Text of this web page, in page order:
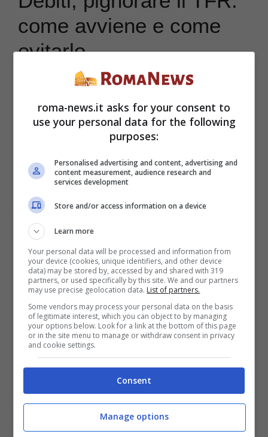
come avviene e come
evitarlo
La procedura di pignoramento si avvia
dopoun atto di precetto del creditore,
che impone al debitore di saldare il debito
entro 10 giorni. Se questo non succede, il
creditore ha a disposizione varie opzioni,
tra cui il pignoramento del TFR. Al debitore
arriveràun atto di pignoramento
dell’ufficiale giudiziario. Questo spiegherà
l’importo del credito, del TFR pignorabile e
della modalità di pagamento. Fatto questo
l’attoverrà emesso dal Giudice e
comunicato al datore di lavoro del
, che verserà la parte rilevante del
roma-news.it asks for your consent to
use your personal data for the following
purposes:
Personalised advertising and content, advertising and
content measurement, audience research and
services development
Store and/or access information on a device
Learn more
Your personal data will be processed and information from
your device (cookies, unique identifiers, and other device
data) may be stored by, accessed by and shared with 319
partners, or used specifically by this site. We and our partners
may use precise geolocation data. List of partners.
Some vendors may process your personal data on the basis
of legitimate interest, which you can object to by managing
your options below. Look for a link at the bottom of this page
or in the site menu to manage or withdraw consent in privacy
and cookie settings.
Consent
Manage options